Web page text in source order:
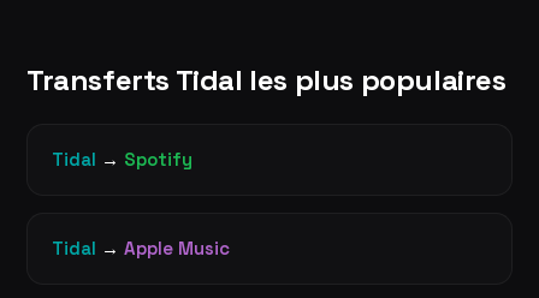
Transferts Tidal les plus populaires
Tidal → Spotify
Tidal → Apple Music